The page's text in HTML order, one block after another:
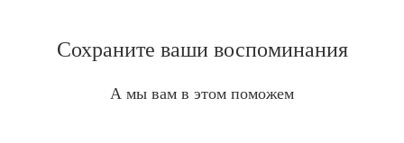
Сохраните ваши воспоминания
А мы вам в этом поможем